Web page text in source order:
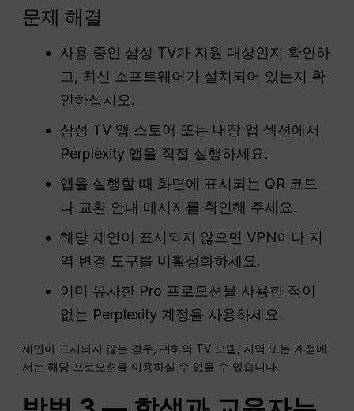
문제 해결
사용 중인 삼성 TV가 지원 대상인지 확인하
고, 최신 소프트웨어가 설치되어 있는지 확
인하십시오.
삼성 TV 앱 스토어 또는 내장 앱 섹션에서
Perplexity 앱을 직접 실행하세요.
앱을 실행할 때 화면에 표시되는 QR 코드
나 교환 안내 메시지를 확인해 주세요.
해당 제안이 표시되지 않으면 VPN이나 지
역 변경 도구를 비활성화하세요.
이미 유사한 Pro 프로모션을 사용한 적이
없는 Perplexity 계정을 사용하세요.
제안이 표시되지 않는 경우, 귀하의 TV 모델, 지역 또는 계정에
서는 해당 프로모션을 이용하실 수 없을 수 있습니다.